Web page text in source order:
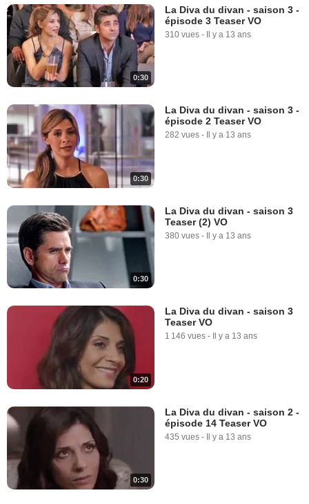
0:30
La Diva du divan - saison 3 -
épisode 3 Teaser VO
310 vues - Il y a 13 ans
0:30
La Diva du divan - saison 3 -
épisode 2 Teaser VO
282 vues - Il y a 13 ans
0:30
La Diva du divan - saison 3
Teaser (2) VO
380 vues - Il y a 13 ans
0:20
La Diva du divan - saison 3
Teaser VO
1 146 vues - Il y a 13 ans
0:30
La Diva du divan - saison 2 -
épisode 14 Teaser VO
435 vues - Il y a 13 ans